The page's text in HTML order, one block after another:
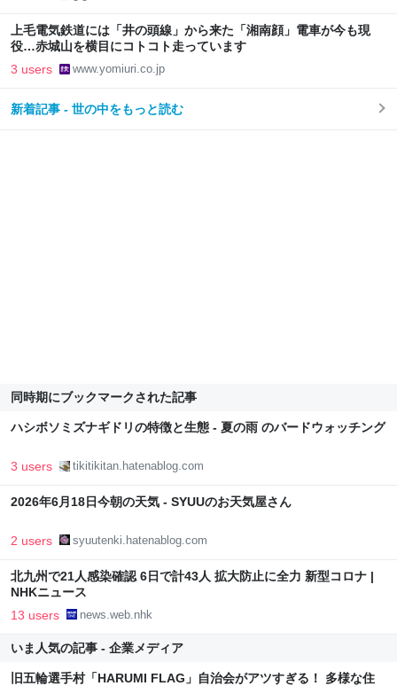
上毛電気鉄道には「井の頭線」から来た「湘南顔」電車が今も現
役…赤城山を横目にコトコト走っています
3 users www.yomiuri.co.jp
新着記事 - 世の中をもっと読む
同時期にブックマークされた記事
ハシボソミズナギドリの特徴と生態 - 夏の雨 のバードウォッチング
3 users tikitikitan.hatenablog.com
2026年6月18日今朝の天気 - SYUUのお天気屋さん
2 users syuutenki.hatenablog.com
北九州で21人感染確認 6日で計43人 拡大防止に全力 新型コロナ |
NHKニュース
13 users news.web.nhk
いま人気の記事 - 企業メディア
旧五輪選手村「HARUMI FLAG」自治会がアツすぎる！ 多様な住